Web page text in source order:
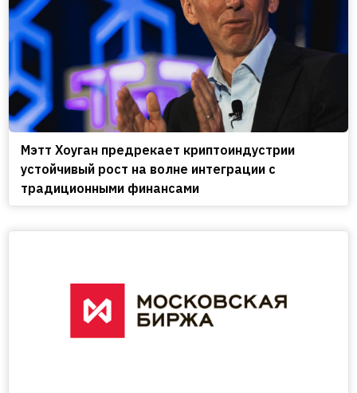
Мэтт Хоуган предрекает криптоиндустрии
устойчивый рост на волне интеграции с
традиционными финансами